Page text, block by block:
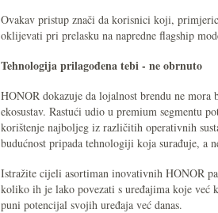
Ovakav pristup znači da korisnici koji,
oklijevati pri prelasku na napredne flagship
Tehnologija prilagođena tebi - ne obrnuto
HONOR dokazuje da lojalnost brendu ne
ekosustav. Rastući udio u premium segmentu
korištenje najboljeg iz različitih operativnih
budućnost pripada tehnologiji koja surađuje, a
Istražite cijeli asortiman inovativnih HONOR
koliko ih je lako povezati s uređajima koje
puni potencijal svojih uređaja već danas.